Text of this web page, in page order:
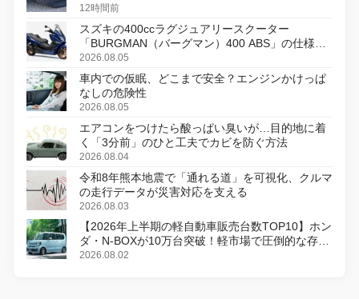
12時間前
スズキの400ccラグジュアリースクーター
「BURGMAN（バーグマン）400 ABS」の仕様を
変更し、8月18日に発売
2026.08.05
車内での仮眠、どこまで安全？エンジンかけっぱ
なしの危険性
2026.08.05
エアコンをつけたら酸っぱい臭いが…目的地に着
く「3分前」のひと工夫でカビを防ぐ方法
2026.08.04
令和8年熊本地震で「通れる道」を可視化、クルマ
の走行データが災害対応を支える
2026.08.03
【2026年上半期の軽自動車販売台数TOP10】ホン
ダ・N-BOXが10万台突破！軽市場で圧倒的な存在
感
2026.08.02